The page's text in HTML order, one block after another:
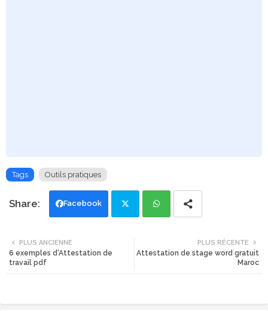
Tags Outils pratiques
Facebook
ats
PLUS RÉCENTE
Attestation de stage word gratuit
Maroc
PLUS ANCIENNE
6 exemples d'Attestation de
travail pdf